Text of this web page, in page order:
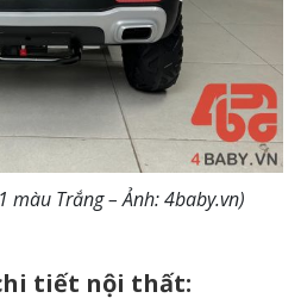
màu Trắng – Ảnh: 4baby.vn)
tiết nội thất: